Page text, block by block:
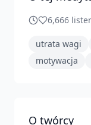
6,666
utrata wagi
motywacja
O twórcy